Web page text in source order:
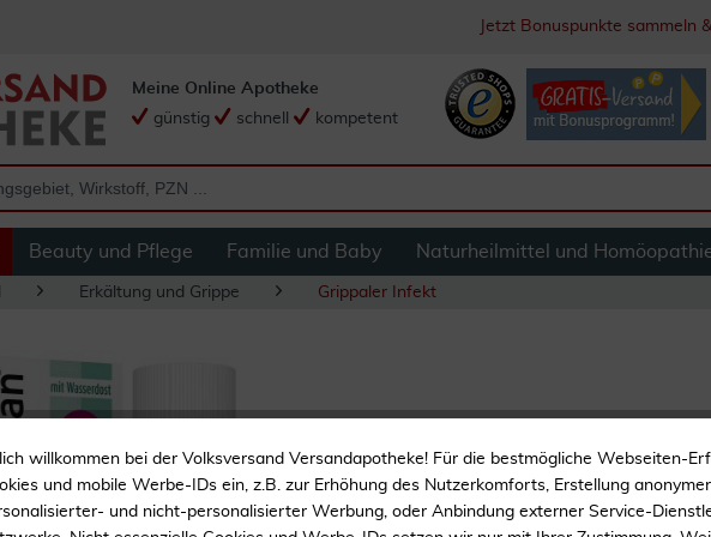
Jetzt Bonuspunkte sammeln
Meine Online Apotheke
günstig
schnell kompetent
Beauty und Pflege Familie und Baby Naturheilmittel und
Erkältung und Grippe Grippaler Infekt
Homöopathisches
willkommen bei der Volksversand Versandapotheke! Für die bestmögliche Webseiten-
und mobile Werbe-IDs ein, z.B. zur Erhöhung des Nutzerkomforts, Erstellung
und nicht-personalisierter Werbung, oder Anbindung externer Service-